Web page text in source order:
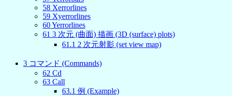
58 Xerrorlines
59 Xyerrorlines
60Yerrorlines
61 3 次元 (曲面) 描画 (3D (surface) plots)
61 .1 2 次元射影 (set view map)
3 コマンド (Commands)
62 Cd
63 Call
63.1 例 (Example)